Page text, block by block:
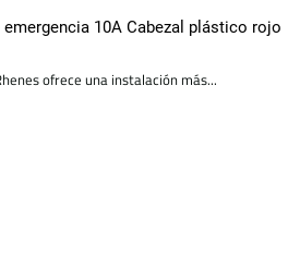
10A Cabezal plástico rojo
ofrece una instalación más...